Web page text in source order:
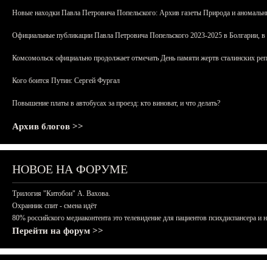
Новые находки Павла Петровича Попельского: Архив газеты Природа и
Официальные публикации Павла Петровича Попельского 2023-2025 в Болгарии,
Комсомольск официально продолжает отмечать День памяти жертв сталинских
Кого боится Путин: Сергей Фургал
Повышение платы в автобусах за проезд: кто виноват, и что делать?
Архив блогов >>
НОВОЕ НА ФОРУМЕ
Трилогия "Китобои" А. Вахова.
Охранник спит - смена идёт
80% российского медиаконтента это телевидение для пациентов психдиспансера и
Перейти на форум >>